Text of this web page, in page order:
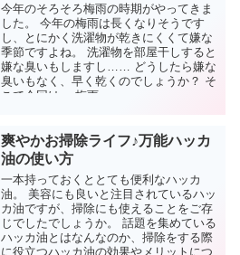
今年のそろそろ梅雨の時期がやってきま
した。 今年の梅雨は長くなりそうです
し、とにかく洗濯物が乾きにくくて嫌な
季節ですよね。 洗濯物を部屋干しすると
嫌な臭いもしますし…… どうしたら嫌な
臭いもなく、早く乾くのでしょうか？ そ
こで今回は ・梅雨...
爽やかお掃除ライフ♪万能ハッカ
油の使い方
一本持っておくととても便利なハッカ
油。 美容にも良いと注目されているハッ
カ油ですが、掃除にも使えることをご存
じでしたでしょうか。 話題を集めている
ハッカ油とはなんなのか、掃除をする際
に役立つハッカ油の効果やメリットにつ